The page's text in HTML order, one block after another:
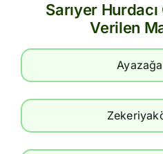
Sarıyer
Verilen